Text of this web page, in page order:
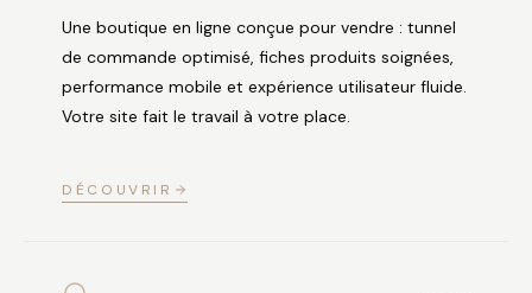
Une boutique en ligne conçue pour vendre : tunnel
de commande optimisé, fiches produits soignées,
performance mobile et expérience utilisateur fluide.
Votre site fait le travail à votre place.
DÉCOUVRIR